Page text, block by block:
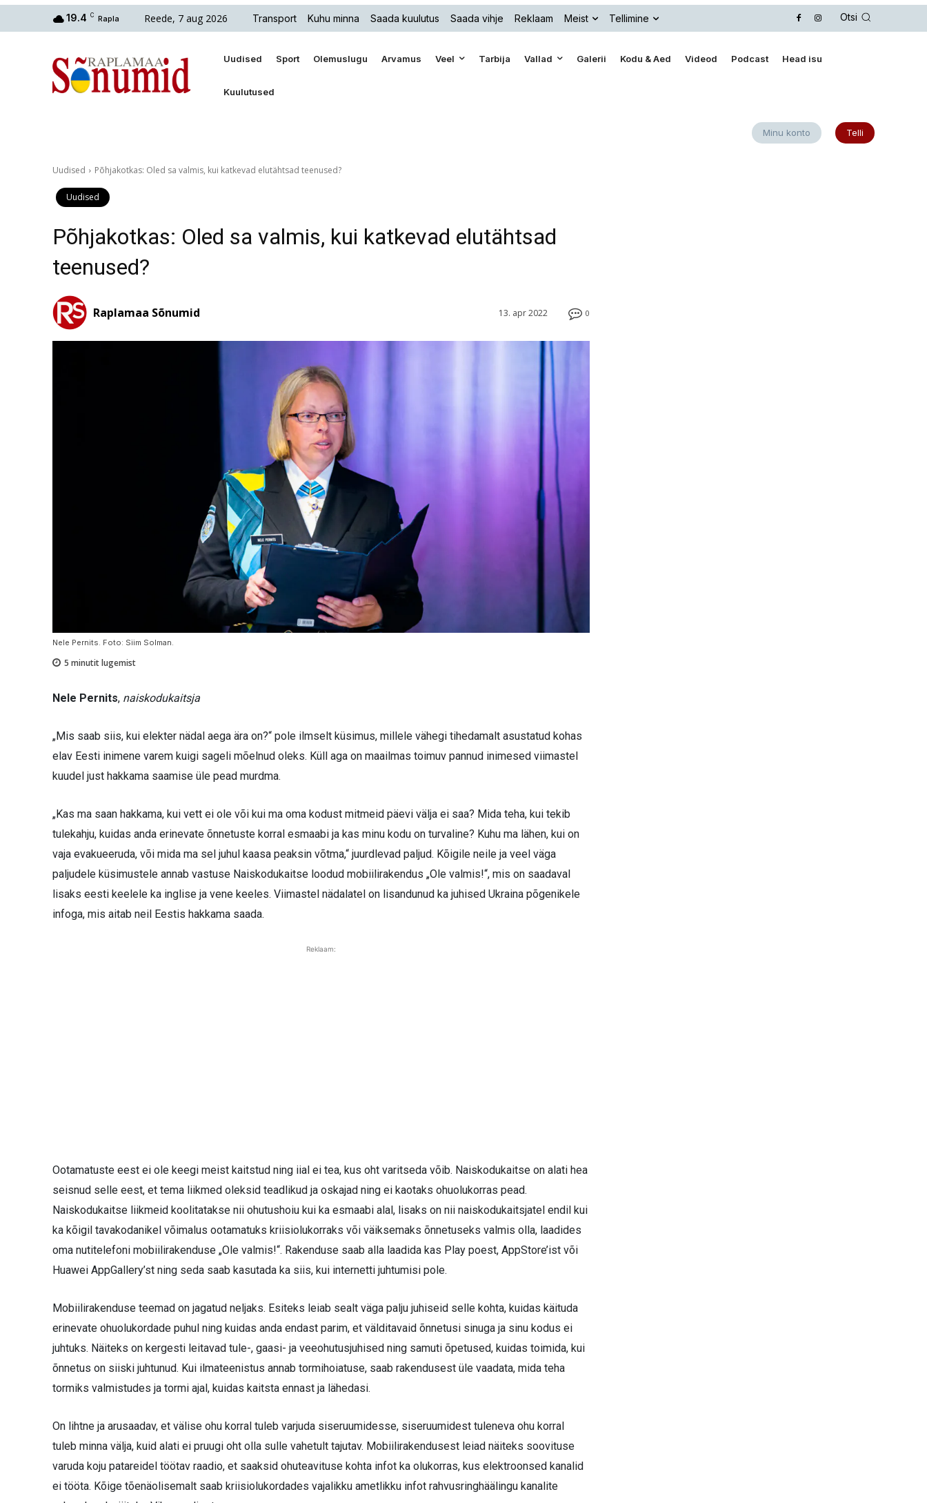
19.4 C Rapla Reede, 7 aug 2026 Transport Kuhu minna Saada kuulutus Saada vihje Reklaam Meist Tellimine Otsi
Uudised Sport Olemuslugu Arvamus Veel Tarbija Vallad Galerii Kodu & Aed Videod Podcast Head isu
Kuulutused
Minu konto Telli
Uudised Põhjakotkas: Oled sa valmis, kui katkevad elutähtsad teenused?
Uudised
Põhjakotkas: Oled sa valmis, kui katkevad elutähtsad
teenused?
0
13. apr 2022
Raplamaa Sõnumid
Nele Pernits. Foto: Siim Solman.
5 minutit lugemist
Nele Pernits, naiskodukaitsja
„Mis saab siis, kui elekter nädal aega ära on?“ pole ilmselt küsimus, millele vähegi tihedamalt asustatud kohas
elav Eesti inimene varem kuigi sageli mõelnud oleks. Küll aga on maailmas toimuv pannud inimesed viimastel
kuudel just hakkama saamise üle pead murdma.
„Kas ma saan hakkama, kui vett ei ole või kui ma oma kodust mitmeid päevi välja ei saa? Mida teha, kui tekib
tulekahju, kuidas anda erinevate õnnetuste korral esmaabi ja kas minu kodu on turvaline? Kuhu ma lähen, kui on
vaja evakueeruda, või mida ma sel juhul kaasa peaksin võtma,“ juurdlevad paljud. Kõigile neile ja veel väga
paljudele küsimustele annab vastuse Naiskodukaitse loodud mobiilirakendus „Ole valmis!“, mis on saadaval
lisaks eesti keelele ka inglise ja vene keeles. Viimastel nädalatel on lisandunud ka juhised Ukraina põgenikele
infoga, mis aitab neil Eestis hakkama saada.
Reklaam:
Ootamatuste eest ei ole keegi meist kaitstud ning iial ei tea, kus oht varitseda võib. Naiskodukaitse on alati hea
seisnud selle eest, et tema liikmed oleksid teadlikud ja oskajad ning ei kaotaks ohuolukorras pead.
Naiskodukaitse liikmeid koolitatakse nii ohutushoiu kui ka esmaabi alal, lisaks on nii naiskodukaitsjatel endil kui
ka kõigil tavakodanikel võimalus ootamatuks kriisiolukorraks või väiksemaks õnnetuseks valmis olla, laadides
oma nutitelefoni mobiilirakenduse „Ole valmis!“. Rakenduse saab alla laadida kas Play poest, AppStore’ist või
Huawei AppGallery’st ning seda saab kasutada ka siis, kui internetti juhtumisi pole.
Mobiilirakenduse teemad on jagatud neljaks. Esiteks leiab sealt väga palju juhiseid selle kohta, kuidas käituda
erinevate ohuolukordade puhul ning kuidas anda endast parim, et välditavaid õnnetusi sinuga ja sinu kodus ei
juhtuks. Näiteks on kergesti leitavad tule-, gaasi- ja veeohutusjuhised ning samuti õpetused, kuidas toimida, kui
õnnetus on siiski juhtunud. Kui ilmateenistus annab tormihoiatuse, saab rakendusest üle vaadata, mida teha
tormiks valmistudes ja tormi ajal, kuidas kaitsta ennast ja lähedasi.
On lihtne ja arusaadav, et välise ohu korral tuleb varjuda siseruumidesse, siseruumidest tuleneva ohu korral
tuleb minna välja, kuid alati ei pruugi oht olla sulle vahetult tajutav. Mobiilirakendusest leiad näiteks soovituse
varuda koju patareidel töötav raadio, et saaksid ohuteavituse kohta infot ka olukorras, kus elektroonsed kanalid
ei tööta. Kõige tõenäolisemalt saab kriisiolukordades vajalikku ametlikku infot rahvusringhäälingu kanalite